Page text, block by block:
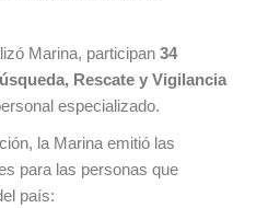
Marina, participan 34
Rescate y Vigilancia
especializado.
la Marina emitió las
para las personas que
país: